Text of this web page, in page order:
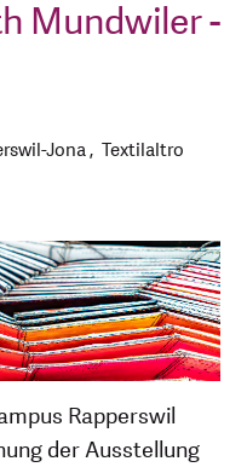
Mundwiler -
Jona
Textilaltro
Rapperswil
der Ausstellung